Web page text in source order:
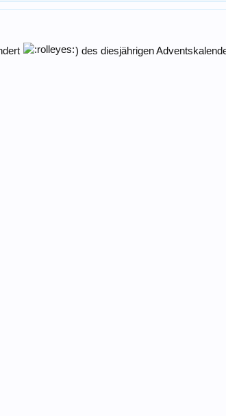
) des diesjährigen